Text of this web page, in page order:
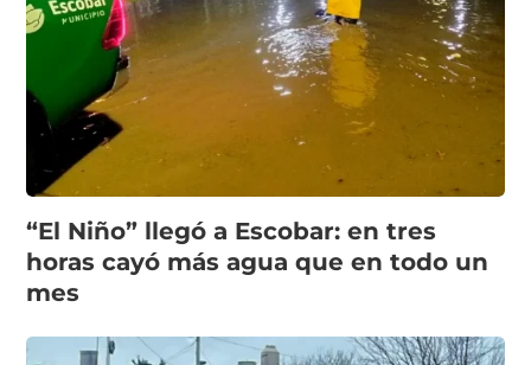
“El Niño” llegó a Escobar: en tres
horas cayó más agua que en todo un
mes